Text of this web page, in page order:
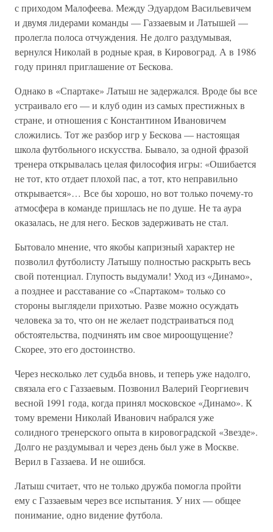
с приходом Малофеева. Между Эдуардом Васильевичем
и двумя лидерами команды — Газзаевым и Латышей —
пролегла полоса отчуждения. Не долго раздумывая,
вернулся Николай в родные края, в Кировоград. А в 1986
году принял приглашение от Бескова.
Однако в «Спартаке» Латыш не задержался. Вроде бы все
устраивало его — и клуб один из самых престижных в
стране, и отношения с Константином Ивановичем
сложились. Тот же разбор игр у Бескова — настоящая
школа футбольного искусства. Бывало, за одной фразой
тренера открывалась целая философия игры: «Ошибается
не тот, кто отдает плохой пас, а тот, кто неправильно
открывается»… Все бы хорошо, но вот только почему-то
атмосфера в команде пришлась не по душе. Не та аура
оказалась, не для него. Бесков задерживать не стал.
Бытовало мнение, что якобы капризный характер не
позволил футболисту Латышу полностью раскрыть весь
свой потенциал. Глупость выдумали! Уход из «Динамо»,
а позднее и расставание со «Спартаком» только со
стороны выглядели прихотью. Разве можно осуждать
человека за то, что он не желает подстраиваться под
обстоятельства, подчинять им свое мироощущение?
Скорее, это его достоинство.
Через несколько лет судьба вновь, и теперь уже надолго,
связала его с Газзаевым. Позвонил Валерий Георгиевич
весной 1991 года, когда принял московское «Динамо». К
тому времени Николай Иванович набрался уже
солидного тренерского опыта в кировоградской «Звезде».
Долго не раздумывал и через день был уже в Москве.
Верил в Газзаева. И не ошибся.
Латыш считает, что не только дружба помогла пройти
ему с Газзаевым через все испытания. У них — общее
понимание, одно видение футбола.